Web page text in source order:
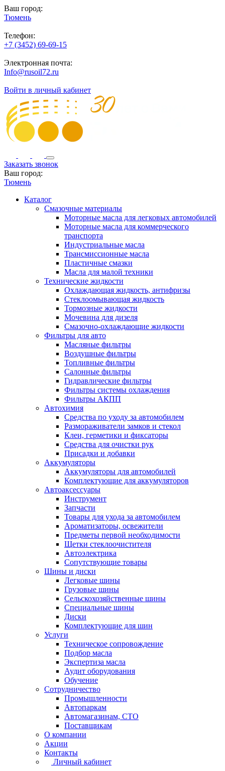
Ваш город:
Тюмень
Телефон:
+7 (3452) 69-69-15
Электронная почта:
Info@rusoil72.ru
Войти в личный кабинет
Заказать звонок
Ваш город:
Тюмень
Каталог
Смазочные материалы
Моторные масла для легковых автомобилей
Моторные масла для коммерческого
транспорта
Индустриальные масла
Трансмиссионные масла
Пластичные смазки
Масла для малой техники
Технические жидкости
Охлаждающая жидкость, антифризы
Стеклоомывающая жидкость
Тормозные жидкости
Мочевина для дизеля
Смазочно-охлаждающие жидкости
Фильтры для авто
Масляные фильтры
Воздушные фильтры
Топливные фильтры
Салонные фильтры
Гидравлические фильтры
Фильтры системы охлаждения
Фильтры АКПП
Автохимия
Средства по уходу за автомобилем
Размораживатели замков и стекол
Клеи, герметики и фиксаторы
Средства для очистки рук
Присадки и добавки
Аккумуляторы
Аккумуляторы для автомобилей
Комплектующие для аккумуляторов
Автоаксессуары
Инструмент
Запчасти
Товары для ухода за автомобилем
Ароматизаторы, освежители
Предметы первой необходимости
Щетки стеклоочистителя
Автоэлектрика
Сопутствующие товары
Шины и диски
Легковые шины
Грузовые шины
Сельскохозяйственные шины
Специальные шины
Диски
Комплектующие для шин
Услуги
Техническое сопровождение
Подбор масла
Экспертиза масла
Аудит оборудования
Обучение
Сотрудничество
Промышленности
Автопаркам
Автомагазинам, СТО
Поставщикам
О компании
Акции
Контакты
Личный кабинет